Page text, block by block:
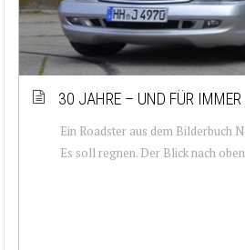
30 JAHRE – UND FÜR
Ein Roadster aus dem Bilderbuch
Es soll regnen. Der Blick nach